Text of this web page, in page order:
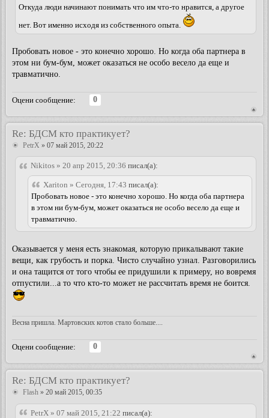
Откуда люди начинают понимать что им что-то нравится, а другое
нет. Вот именно исходя из собственного опыта.
Пробовать новое - это конечно хорошо. Но когда оба партнера в
этом ни бум-бум, может оказаться не особо весело да еще и
травматично.
Оцени сообщение:
0
Re: БДСМ кто практикует?
PetrX » 07 май 2015, 20:22
Nikitos » 20 апр 2015, 20:36 писал(а):
Xariton » Сегодня, 17:43 писал(а):
Пробовать новое - это конечно хорошо. Но когда оба партнера
в этом ни бум-бум, может оказаться не особо весело да еще и
травматично.
Оказывается у меня есть знакомая, которую прикалывают такие
вещи, как грубость и порка. Чисто случайно узнал. Разговорились
и она тащится от того чтобы ее придушили к примеру, но вовремя
отпустили...а то что кто-то может не рассчитать время не боится.
Весна пришла. Мартовских котов стало больше....
Оцени сообщение:
0
Re: БДСМ кто практикует?
Flash » 20 май 2015, 00:35
PetrX » 07 май 2015, 21:22 писал(а):